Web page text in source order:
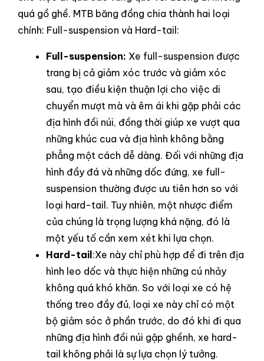
quá gồ ghề. MTB băng đồng chia thành hai loại
chính: Full-suspension và Hard-tail:
Full-suspension: Xe full-suspension được
trang bị cả giảm xóc trước và giảm xóc
sau, tạo điều kiện thuận lợi cho việc di
chuyển mượt mà và êm ái khi gặp phải các
địa hình đồi núi, đồng thời giúp xe vượt qua
những khúc cua và địa hình không bằng
phẳng một cách dễ dàng. Đối với những địa
hình đầy đá và những dốc đứng, xe full-
suspension thường được ưu tiên hơn so với
loại hard-tail. Tuy nhiên, một nhược điểm
của chúng là trọng lượng khá nặng, đó là
một yếu tố cần xem xét khi lựa chọn.
Hard-tail :Xe này chỉ phù hợp để đi trên địa
hình leo dốc và thực hiện những cú nhảy
không quá khó khăn. So với loại xe có hệ
thống treo đầy đủ, loại xe này chỉ có một
bộ giảm sóc ở phần trước, do đó khi đi qua
những địa hình đồi núi gập ghềnh, xe hard-
tail không phải là sự lựa chọn lý tưởng.